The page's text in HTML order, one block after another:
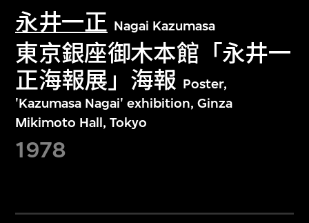
永井一正 Nagai Kazumasa
東京銀座御木本館「永井一
正海報展」海報 Poster,
'Kazumasa Nagai' exhibition, Ginza
Mikimoto Hall, Tokyo
1978